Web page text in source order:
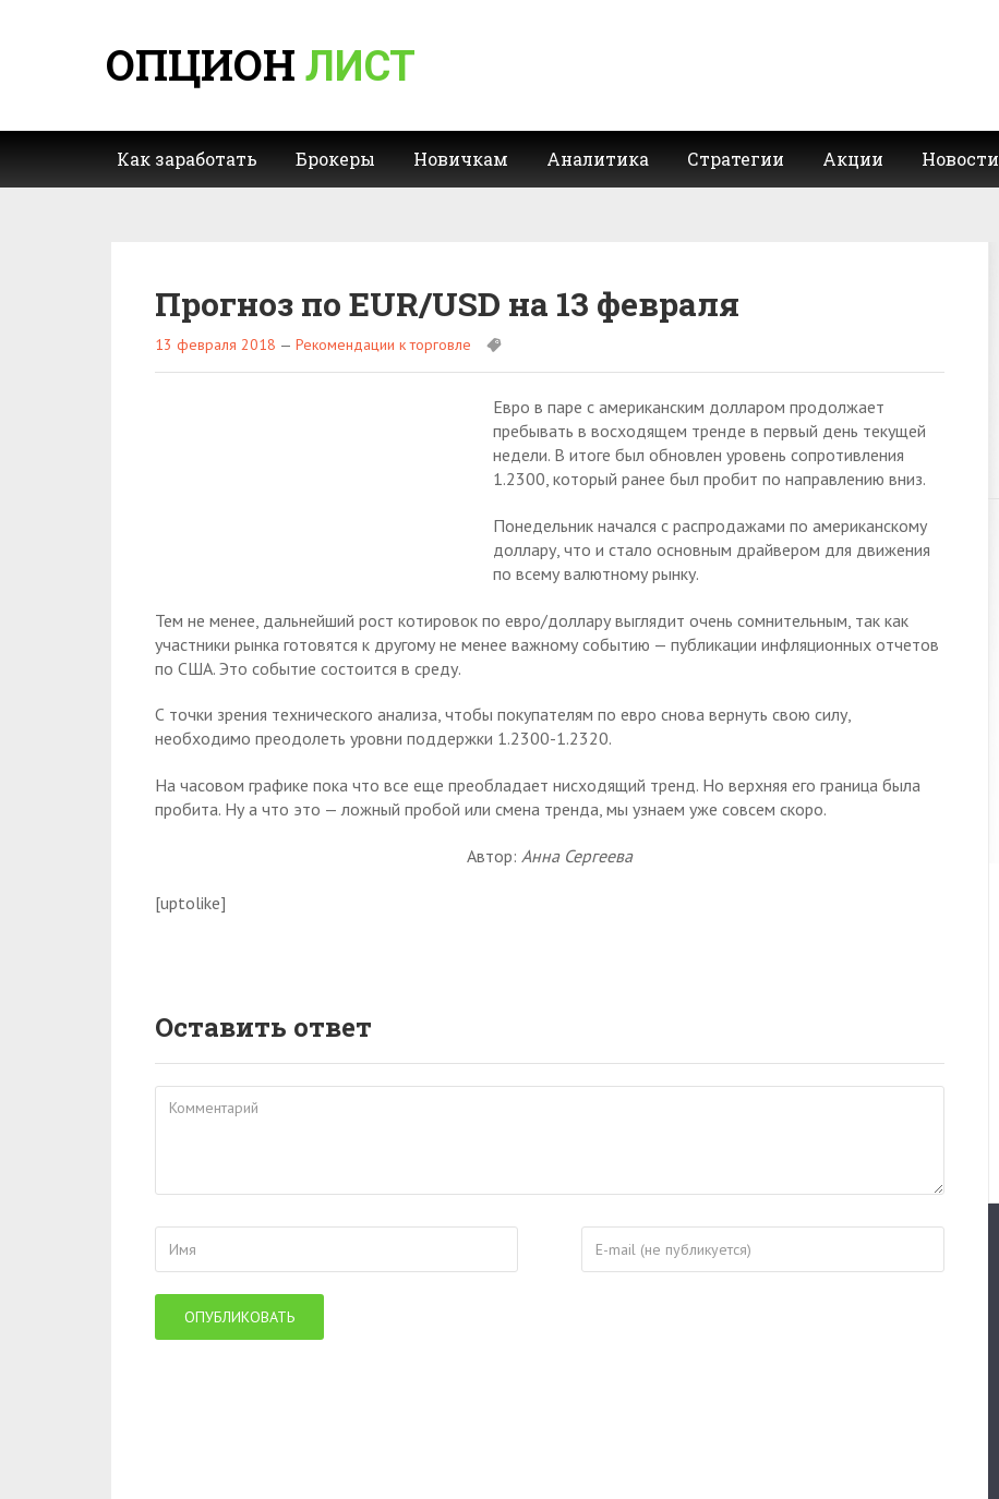
ОПЦИОН ЛИСТ
Как заработать Брокеры Новичкам Аналитика Стратегии Акции Новости
Прогноз по EUR/USD на 13 февраля
13 февраля 2018 — Рекомендации к торговле
Евро в паре с американским долларом продолжает
пребывать в восходящем тренде в первый день текущей
недели. В итоге был обновлен уровень сопротивления
1.2300, который ранее был пробит по направлению вниз.
Понедельник начался с распродажами по американскому
доллару, что и стало основным драйвером для движения
по всему валютному рынку.
Тем не менее, дальнейший рост котировок по евро/доллару выглядит очень сомнительным, так как
участники рынка готовятся к другому не менее важному событию — публикации инфляционных отчетов
по США. Это событие состоится в среду.
С точки зрения технического анализа, чтобы покупателям по евро снова вернуть свою силу,
необходимо преодолеть уровни поддержки 1.2300-1.2320.
На часовом графике пока что все еще преобладает нисходящий тренд. Но верхняя его граница была
пробита. Ну а что это — ложный пробой или смена тренда, мы узнаем уже совсем скоро.
Автор: Анна Сергеева
[uptolike]
Оставить ответ